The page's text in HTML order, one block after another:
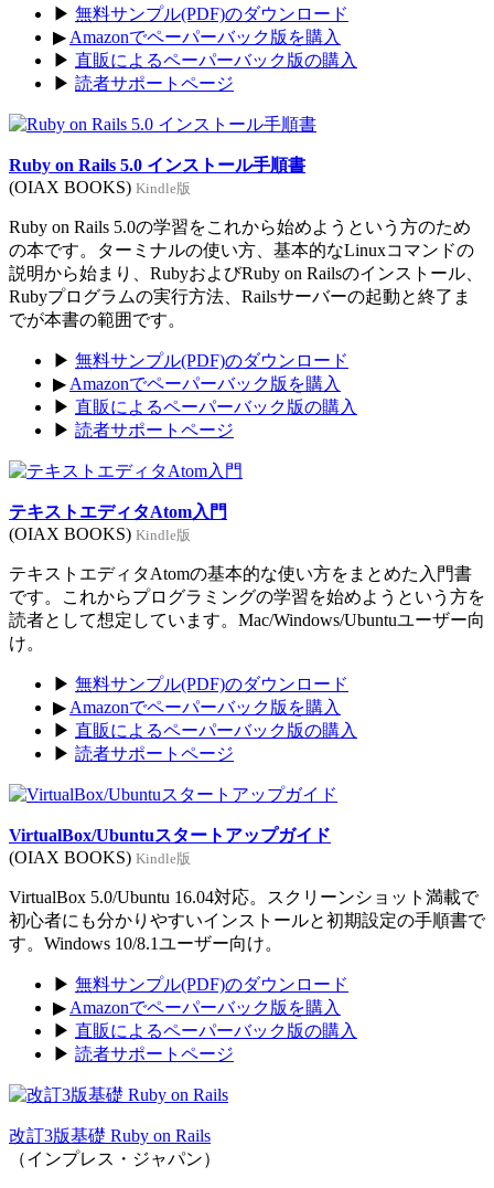
▶ 無料サンプル(PDF)のダウンロード
▶ Amazonでペーパーバック版を購入
▶ 直販によるペーパーバック版の購入
▶ 読者サポートページ
Ruby on Rails 5.0 インストール手順書
(OIAX BOOKS) Kindle版
Ruby on Rails 5.0の学習をこれから始めようという方のため
の本です。ターミナルの使い方、基本的なLinuxコマンドの
説明から始まり、RubyおよびRuby on Railsのインストール、
Rubyプログラムの実行方法、Railsサーバーの起動と終了ま
でが本書の範囲です。
▶ 無料サンプル(PDF)のダウンロード
▶ Amazonでペーパーバック版を購入
▶ 直販によるペーパーバック版の購入
▶ 読者サポートページ
テキストエディタAtom入門
(OIAX BOOKS) Kindle版
テキストエディタAtomの基本的な使い方をまとめた入門書
です。これからプログラミングの学習を始めようという方を
読者として想定しています。Mac/Windows/Ubuntuユーザー向
け。
▶ 無料サンプル(PDF)のダウンロード
▶ Amazonでペーパーバック版を購入
▶ 直販によるペーパーバック版の購入
▶ 読者サポートページ
VirtualBox/Ubuntuスタートアップガイド
(OIAX BOOKS) Kindle版
VirtualBox 5.0/Ubuntu 16.04対応。スクリーンショット満載で
初心者にも分かりやすいインストールと初期設定の手順書で
す。Windows 10/8.1ユーザー向け。
▶ 無料サンプル(PDF)のダウンロード
▶ Amazonでペーパーバック版を購入
▶ 直販によるペーパーバック版の購入
▶ 読者サポートページ
改訂3版基礎 Ruby on Rails
（インプレス・ジャパン）